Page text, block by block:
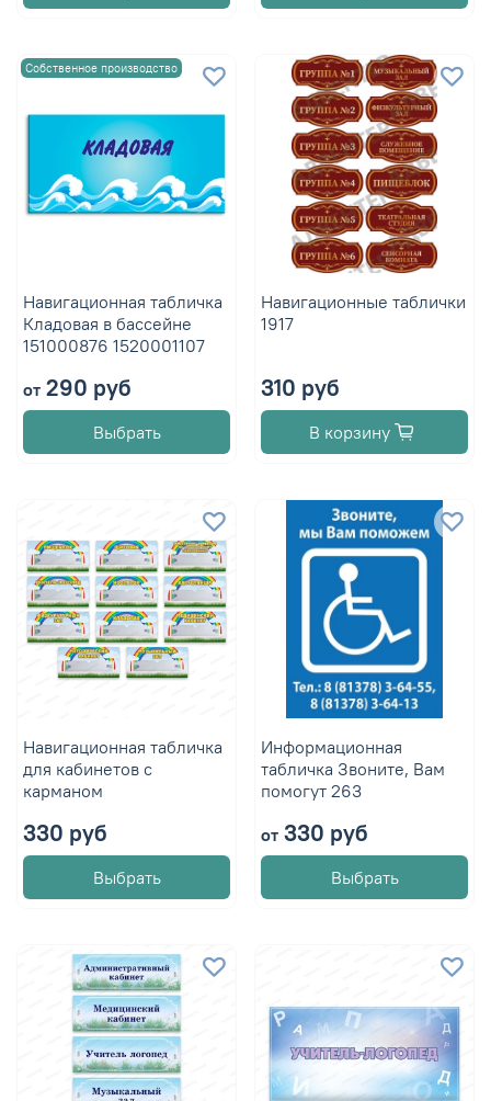
Собственное производство
Навигационная табличка
Кладовая в бассейне
151000876 1520001107
от290 руб
Выбрать
Навигационные таблички
1917
310 руб
В корзину
Навигационная табличка
для кабинетов с
карманом
330 руб
Выбрать
Информационная
табличка Звоните, Вам
помогут 263
от330 руб
Выбрать